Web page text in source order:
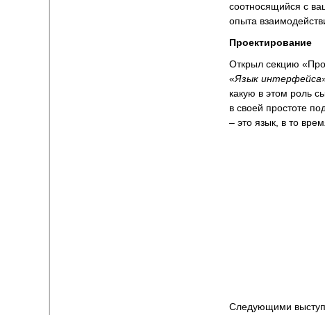
соотносящийся с
опыта
Проектирование
Открыл секцию
«Язык интерфейса
какую в этом роль
в своей простоте
– это язык, в то
Следующими